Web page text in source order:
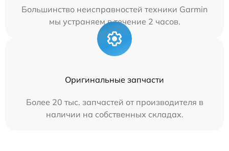
Большинство неисправностей техники Garmin
мы устраняем в течение 2 часов.
Оригинальные запчасти
Более 20 тыс. запчастей от производителя в
наличии на собственных складах.